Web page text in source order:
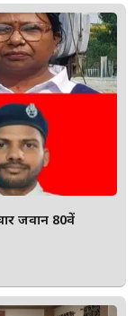
जवान 80वें